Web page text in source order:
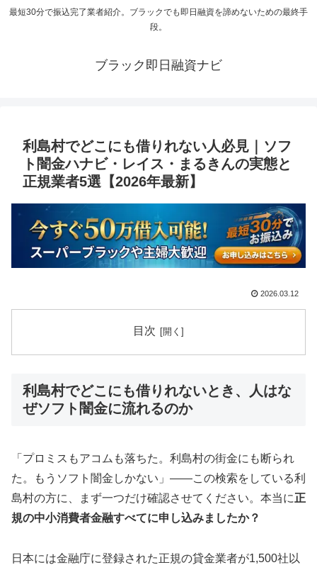
最短30分で振込完了業者紹介。ブラックでも即日融資を諦めないための最終手
段。
ブラック即日融資ナビ
利島村でどこにも借りれない人必見｜ソフ
ト闇金ハナビ・レイス・まるきんの実態と
正規業者5選【2026年最新】
2026.03.12
目次
利島村でどこにも借りれないとき、人はな
ぜソフト闇金に流れるのか
「プロミスもアコムも落ちた。利島村の街金にも断られ
た。もうソフト闇金しかない」——この検索をしている利
島村の方に、まず一つだけ確認させてください。本当に正
規の中小消費者金融すべてに申し込みましたか？
日本には金融庁に登録された正規の貸金業者が1,500社以